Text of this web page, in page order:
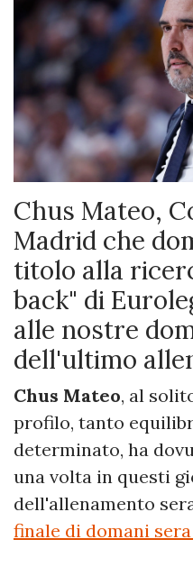
Chus Mateo,
Madrid che
titolo alla
back" di
alle nostre
dell'ultimo
Chus Mateo, al
profilo, tanto
determinato, ha
una volta in questi
dell'allenamento
finale di domani